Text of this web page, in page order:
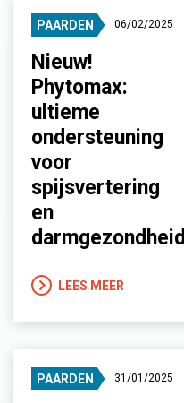
PAARDEN 06/02/2025
Nieuw!
Phytomax:
ultieme
ondersteuning
voor
spijsvertering
en
darmgezondheid
LEES MEER
PAARDEN 31/01/2025